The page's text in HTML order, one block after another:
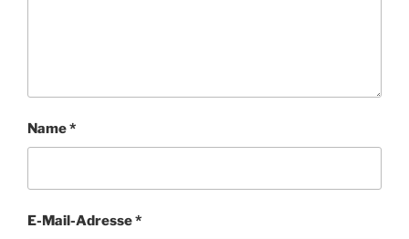
Name*
E-Mail-Adresse*